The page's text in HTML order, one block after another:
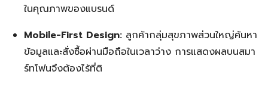
ในคุณภาพของแบรนด์
Mobile-First Design: ลูกค้ากลุ่มสุขภาพส่วนใหญ่ค้นหา
ข้อมูลและสั่งซื้อผ่านมือถือในเวลาว่าง การแสดงผลบนสมา
ร์ทโฟนจึงต้องไร้ที่ติ